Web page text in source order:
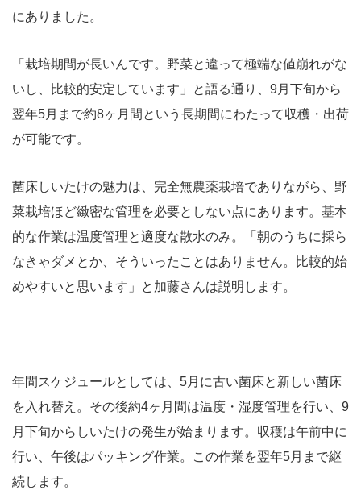
にありました。
「栽培期間が長いんです。野菜と違って極端な値崩れがな
いし、比較的安定しています」と語る通り、9月下旬から
翌年5月まで約8ヶ月間という長期間にわたって収穫・出荷
が可能です。
菌床しいたけの魅力は、完全無農薬栽培でありながら、野
菜栽培ほど緻密な管理を必要としない点にあります。基本
的な作業は温度管理と適度な散水のみ。「朝のうちに採ら
なきゃダメとか、そういったことはありません。比較的始
めやすいと思います」と加藤さんは説明します。
年間スケジュールとしては、5月に古い菌床と新しい菌床
を入れ替え。その後約4ヶ月間は温度・湿度管理を行い、9
月下旬からしいたけの発生が始まります。収穫は午前中に
行い、午後はパッキング作業。この作業を翌年5月まで継
続します。